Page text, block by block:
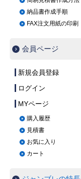
納品書作成手順
FAX注文用紙の印刷
会員ページ
新規会員登録
ログイン
MYページ
購入履歴
見積書
お気に入り
カート